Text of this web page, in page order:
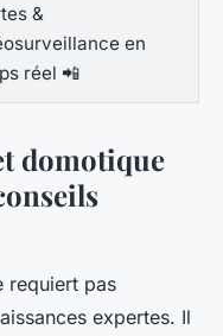
&
en
réel 📲
domotique
requiert pas
expertes. Il